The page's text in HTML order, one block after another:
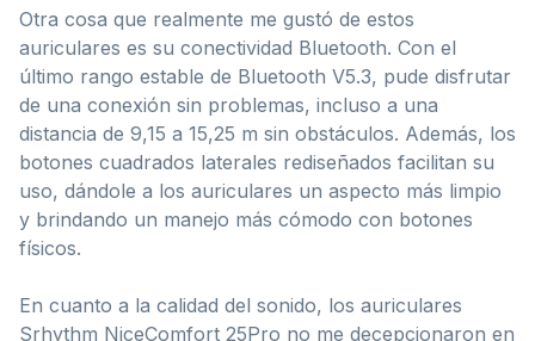
Otra cosa que realmente me gustó de estos
auriculares es su conectividad Bluetooth. Con el
último rango estable de Bluetooth V5.3, pude disfrutar
de una conexión sin problemas, incluso a una
distancia de 9,15 a 15,25 m sin obstáculos. Además, los
botones cuadrados laterales rediseñados facilitan su
uso, dándole a los auriculares un aspecto más limpio
y brindando un manejo más cómodo con botones
físicos.
En cuanto a la calidad del sonido, los auriculares
Srhythm NiceComfort 25Pro no me decepcionaron en